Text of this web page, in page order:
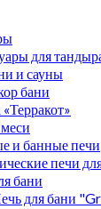
для
и сауны
бани
и банные печи
печи
бани
для бани